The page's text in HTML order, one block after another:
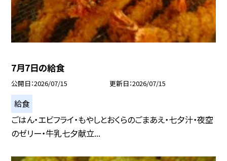
7月7日の給食
公開日 2026/07/15 更新日 2026/07/15
給食
ごはん・エビフライ・もやしとおくらのごまあえ・七夕汁・夜空
のゼリー・牛乳七夕献立...